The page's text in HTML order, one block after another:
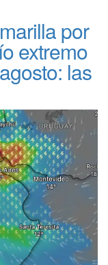
por
extremo
las